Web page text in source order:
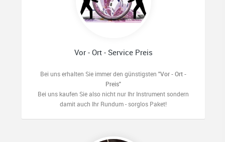
Vor - Ort - Service Preis
Bei uns erhalten Sie immer den günstigsten "Vor - Ort -
Preis"
Bei uns kaufen Sie also nicht nur Ihr Instrument sondern
damit auch Ihr Rundum - sorglos Paket!